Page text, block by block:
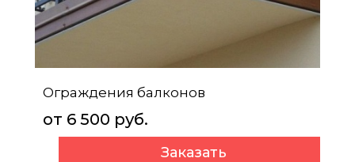
Ограждения балконов
от 6 500 руб.
Заказать